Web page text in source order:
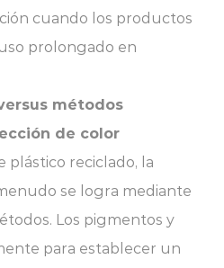
cuando los productos
prolongado en
métodos
de color
plástico reciclado, la
se logra mediante
Los pigmentos y
para establecer un